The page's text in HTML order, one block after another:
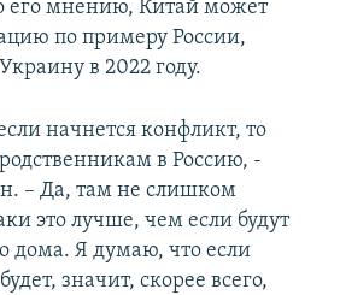
его мнению, Китай может
по примеру России,
в 2022 году.
начнется конфликт, то
в Россию, -
– Да, там не слишком
это лучше, чем если будут
дома. Я думаю, что если
значит, скорее всего,